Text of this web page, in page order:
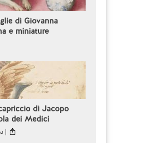
di Giovanna
e miniature
di Jacopo
dei Medici
|